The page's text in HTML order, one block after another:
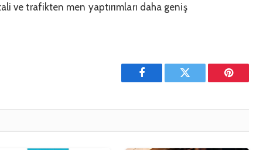
ve trafikten men yaptırımları daha geniş
Facebook Twitter Pinterest'in